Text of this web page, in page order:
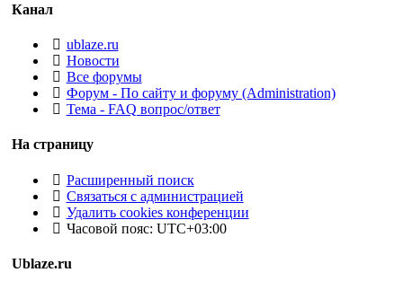
Канал
ublaze.ru
Новости
Все форумы
Форум - По сайту и форуму (Administration)
Тема - FAQ вопрос/ответ
На страницу
Расширенный поиск
Связаться с администрацией
Удалить cookies конференции
Часовой пояс: UTC+03:00
Ublaze.ru